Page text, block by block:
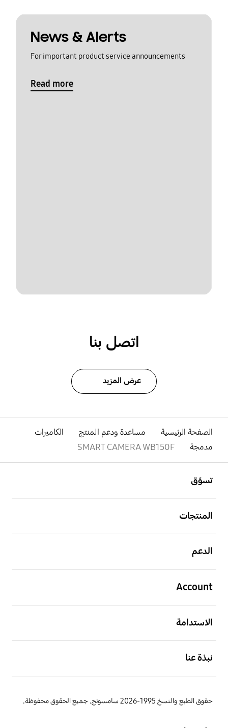
News & Alerts
For important product service announcements
Read more
اتصل بنا
عرض المزيد
الصفحة الرئيسية مساعدة ودعم المنتج
الكاميرات
مدمجة
SMART CAMERA WB150F
تسوّق
المنتجات
الدعم
Account
الاستدامة
نبذة عنا
حقوق الطبع والنسخ 1995-2026 سامسونج. جميع الحقوق محفوظة.